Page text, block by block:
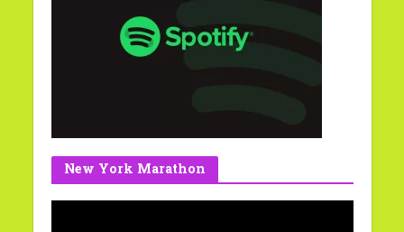
New York Marathon